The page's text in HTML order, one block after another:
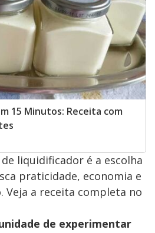
15 Minutos: Receita com
liquidificador é a escolha
praticidade, economia e
Veja a receita completa no
de experimentar